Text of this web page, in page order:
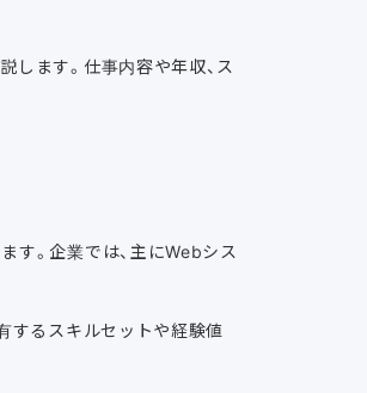
ます。仕事内容や年収、ス
す。企業では、主にWebシス
するスキルセットや経験値